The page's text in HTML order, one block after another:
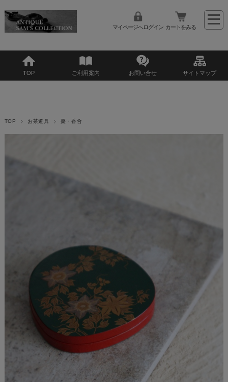
マイページへログイン カートをみる
TOP ご利用案内 お問い合せ サイトマップ
TOP お茶道具 棗・香合